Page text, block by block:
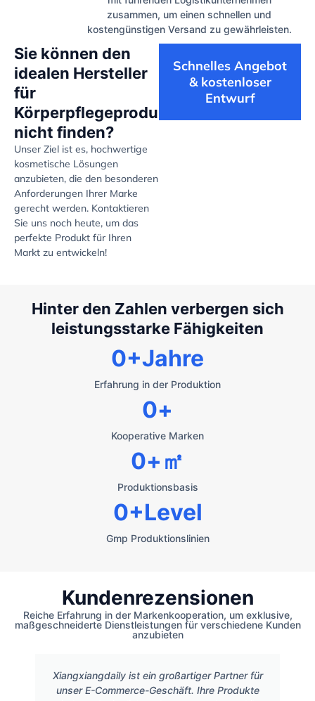
zusammen, um einen schnellen und
kostengünstigen Versand zu gewährleisten.
Sie können den
idealen Hersteller
für
Körperpflegeprodukte
nicht finden?
Unser Ziel ist es, hochwertige
kosmetische Lösungen
anzubieten, die den besonderen
Anforderungen Ihrer Marke
gerecht werden. Kontaktieren
Sie uns noch heute, um das
perfekte Produkt für Ihren
Markt zu entwickeln!
Schnelles Angebot
& kostenloser
Entwurf
Hinter den Zahlen verbergen sich
leistungsstarke Fähigkeiten
Erfahrung in der Produktion
0+Jahre
Kooperative Marken
0+
Produktionsbasis
0+㎡
Gmp Produktionslinien
0+Level
Kundenrezensionen
Reiche Erfahrung in der Markenkooperation, um exklusive,
maßgeschneiderte Dienstleistungen für verschiedene Kunden
anzubieten
Xiangxiangdaily ist ein großartiger Partner für
unser E-Commerce-Geschäft. Ihre Produkte